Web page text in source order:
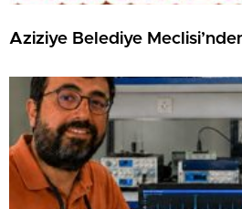
Aziziye Belediye